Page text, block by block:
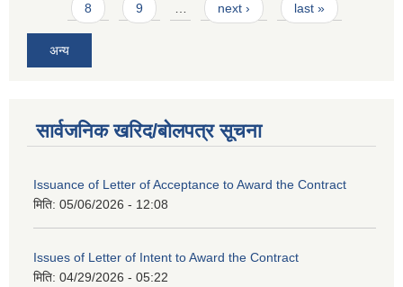
8 9 … next › last »
अन्य
सार्वजनिक खरिद/बोलपत्र सूचना
Issuance of Letter of Acceptance to Award the Contract
मिति: 05/06/2026 - 12:08
Issues of Letter of Intent to Award the Contract
मिति: 04/29/2026 - 05:22